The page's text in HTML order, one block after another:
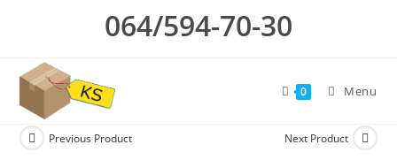
064/594-70-30
0 Menu
Previous Product Next Product